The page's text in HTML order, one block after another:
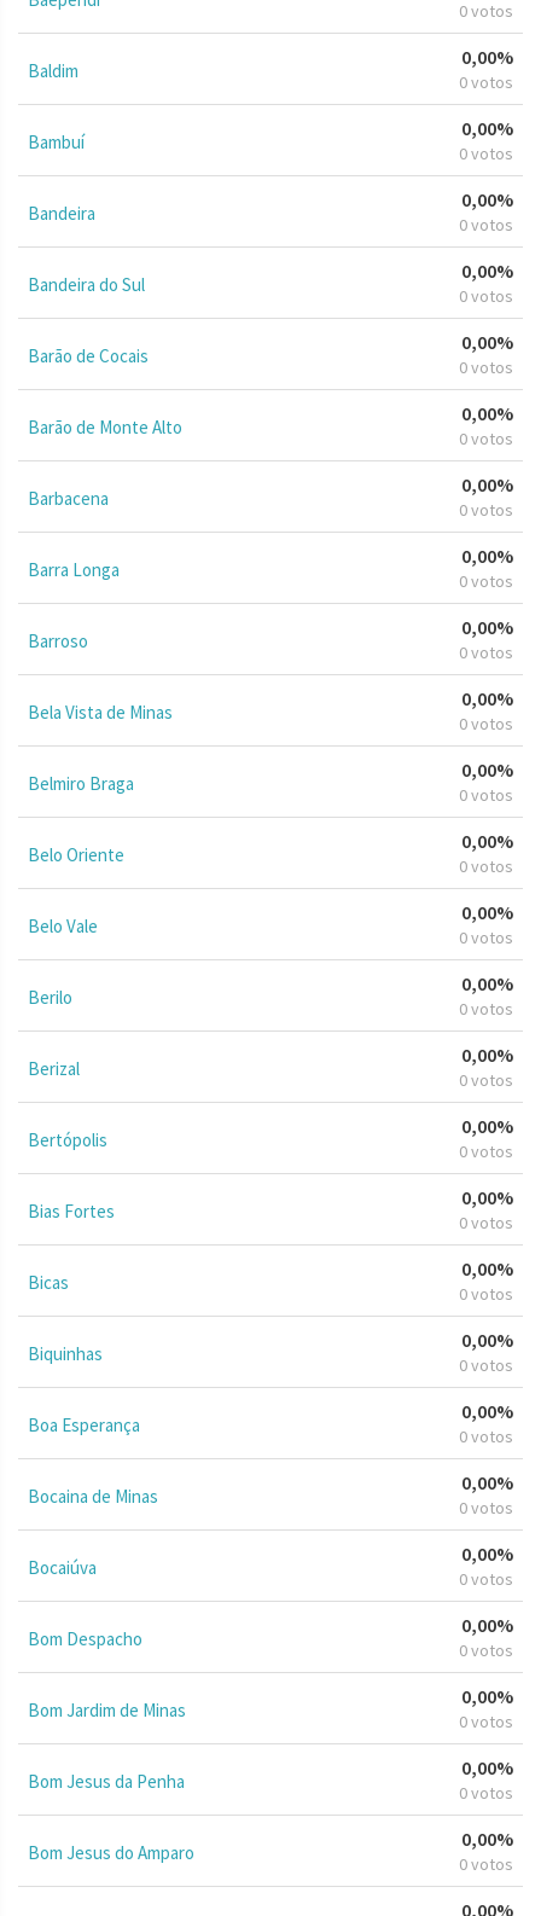
0 votos
Baldim
0,00%
0 votos
Bambuí
0,00%
0 votos
Bandeira
0,00%
0 votos
Bandeira do Sul
0,00%
0 votos
Barão de Cocais
0,00%
0 votos
Barão de Monte Alto
0,00%
0 votos
Barbacena
0,00%
0 votos
Barra Longa
0,00%
0 votos
Barroso
0,00%
0 votos
Bela Vista de Minas
0,00%
0 votos
Belmiro Braga
0,00%
0 votos
Belo Oriente
0,00%
0 votos
Belo Vale
0,00%
0 votos
Berilo
0,00%
0 votos
Berizal
0,00%
0 votos
Bertópolis
0,00%
0 votos
Bias Fortes
0,00%
0 votos
Bicas
0,00%
0 votos
Biquinhas
0,00%
0 votos
Boa Esperança
0,00%
0 votos
Bocaina de Minas
0,00%
0 votos
Bocaiúva
0,00%
0 votos
Bom Despacho
0,00%
0 votos
Bom Jardim de Minas
0,00%
0 votos
Bom Jesus da Penha
0,00%
0 votos
Bom Jesus do Amparo
0,00%
0 votos
0,00%